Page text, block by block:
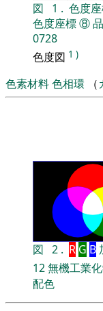
図 1 . 色度
色度座標⑧
0728
色度図 1 )
色素材料色相環 （
図 2 . R G B
12無機工業
配色